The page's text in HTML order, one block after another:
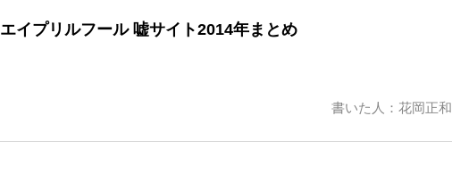
エイプリルフール 嘘サイト2014年まとめ
書いた人：花岡正和